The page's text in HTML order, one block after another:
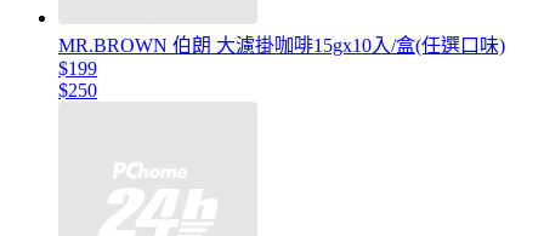
MR.BROWN 伯朗 大濾掛咖啡15gx10入/盒(任選口味)
$199
$250